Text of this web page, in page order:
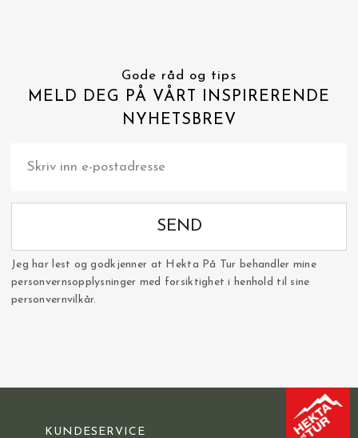
Gode råd og tips
MELD DEG PÅ VÅRT INSPIRERENDE
NYHETSBREV
SEND
Jeg har lest og godkjenner at Hekta På Tur behandler mine
personvernsopplysninger med forsiktighet i henhold til sine
personvernvilkår.
KUNDESERVICE